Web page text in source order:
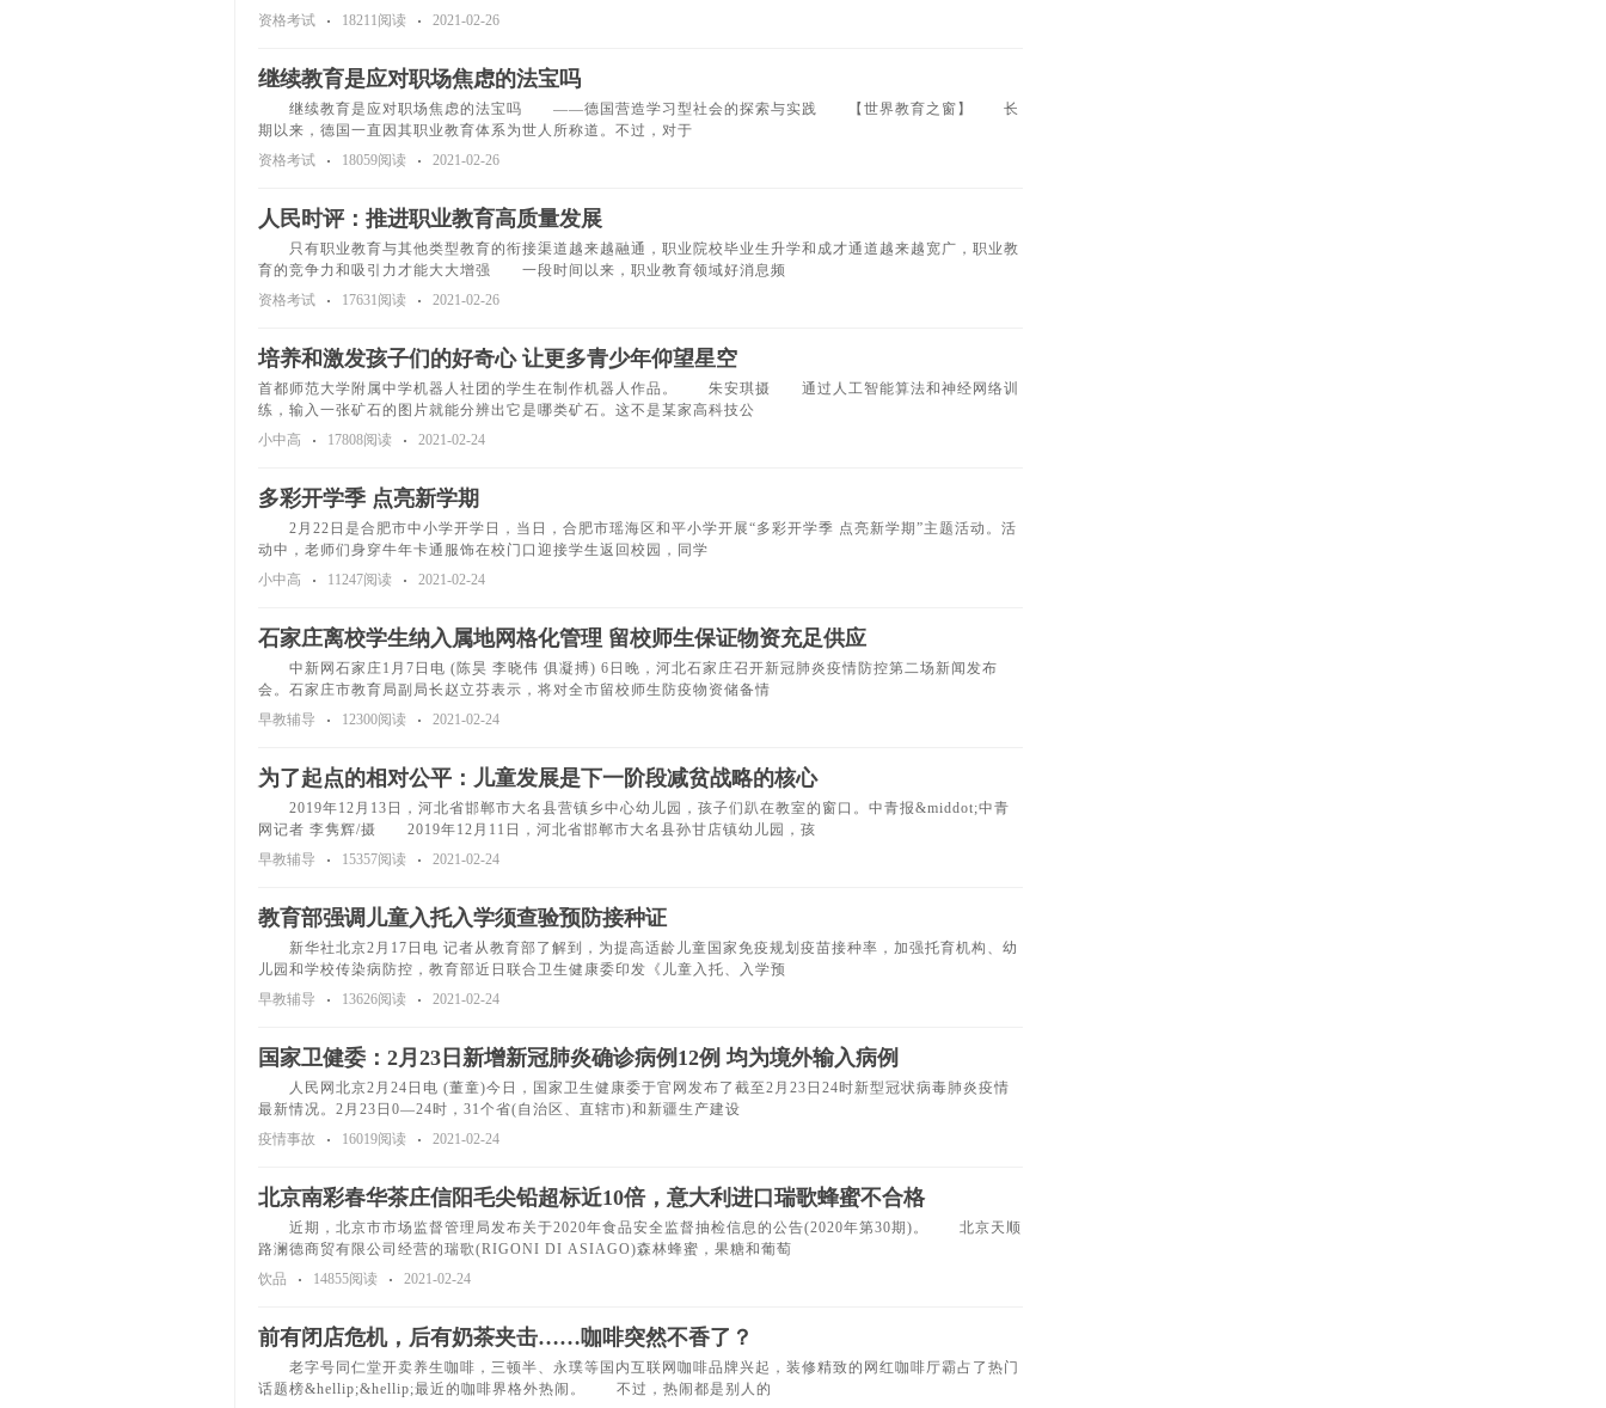
资格考试
18211阅读 2021-02-26
继续教育是应对职场焦虑的法宝吗
继续教育是应对职场焦虑的法宝吗 ——德国营造学习型社会的探索与实践 【世界教育之窗】 长
期以来，德国一直因其职业教育体系为世人所称道。不过，对于
资格考试
18059阅读 2021-02-26
人民时评：推进职业教育高质量发展
只有职业教育与其他类型教育的衔接渠道越来越融通，职业院校毕业生升学和成才通道越来越宽广，职业教
育的竞争力和吸引力才能大大增强 一段时间以来，职业教育领域好消息频
资格考试
17631阅读 2021-02-26
培养和激发孩子们的好奇心 让更多青少年仰望星空
首都师范大学附属中学机器人社团的学生在制作机器人作品。 朱安琪摄 通过人工智能算法和神经网络训
练，输入一张矿石的图片就能分辨出它是哪类矿石。这不是某家高科技公
小中高
17808阅读 2021-02-24
多彩开学季 点亮新学期
2月22日是合肥市中小学开学日，当日，合肥市瑶海区和平小学开展“多彩开学季 点亮新学期”主题活动。活
动中，老师们身穿牛年卡通服饰在校门口迎接学生返回校园，同学
小中高
11247阅读 2021-02-24
石家庄离校学生纳入属地网格化管理 留校师生保证物资充足供应
中新网石家庄1月7日电 (陈昊 李晓伟 俱凝搏) 6日晚，河北石家庄召开新冠肺炎疫情防控第二场新闻发布
会。石家庄市教育局副局长赵立芬表示，将对全市留校师生防疫物资储备情
早教辅导
12300阅读 2021-02-24
为了起点的相对公平：儿童发展是下一阶段减贫战略的核心
2019年12月13日，河北省邯郸市大名县营镇乡中心幼儿园，孩子们趴在教室的窗口。中青报&middot;中青
网记者 李隽辉/摄 2019年12月11日，河北省邯郸市大名县孙甘店镇幼儿园，孩
早教辅导
15357阅读 2021-02-24
教育部强调儿童入托入学须查验预防接种证
新华社北京2月17日电 记者从教育部了解到，为提高适龄儿童国家免疫规划疫苗接种率，加强托育机构、幼
儿园和学校传染病防控，教育部近日联合卫生健康委印发《儿童入托、入学预
早教辅导
13626阅读 2021-02-24
国家卫健委：2月23日新增新冠肺炎确诊病例12例 均为境外输入病例
人民网北京2月24日电 (董童)今日，国家卫生健康委于官网发布了截至2月23日24时新型冠状病毒肺炎疫情
最新情况。2月23日0—24时，31个省(自治区、直辖市)和新疆生产建设
疫情事故
16019阅读 2021-02-24
北京南彩春华茶庄信阳毛尖铅超标近10倍，意大利进口瑞歌蜂蜜不合格
近期，北京市市场监督管理局发布关于2020年食品安全监督抽检信息的公告(2020年第30期)。 北京天顺
路澜德商贸有限公司经营的瑞歌(RIGONI DI ASIAGO)森林蜂蜜，果糖和葡萄
饮品
14855阅读 2021-02-24
前有闭店危机，后有奶茶夹击……咖啡突然不香了？
老字号同仁堂开卖养生咖啡，三顿半、永璞等国内互联网咖啡品牌兴起，装修精致的网红咖啡厅霸占了热门
话题榜&hellip;&hellip;最近的咖啡界格外热闹。 不过，热闹都是别人的